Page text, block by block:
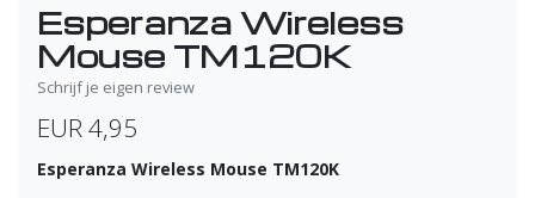
Esperanza Wireless
Mouse TM120K
Schrijf je eigen review
EUR 4,95
Esperanza Wireless Mouse TM120K